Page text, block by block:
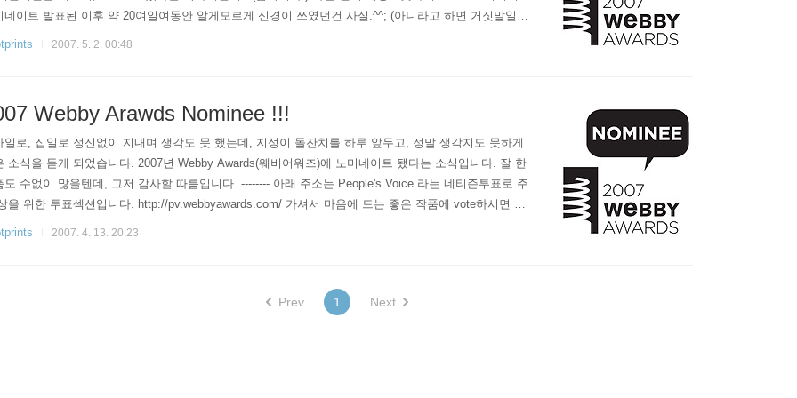
네이트 발표된 이후 약 20여일여동안 알게모르게 신경이 쓰였던건 사실.^^; (아니라고 하면 거짓말일테
그동안 PV(People's Voice)라는 네티즌투표도 있었는데, 훨씬 잘하는 사람도 많으니 일찌감치 포기하고
2007. 5. 2. 00:48
Webby Arawds Nominee !!!
일로, 집일로 정신없이 지내며 생각도 못 했는데, 지성이 돌잔치를 하루 앞두고, 정말 생각지도 못하게
소식을 듣게 되었습니다. 2007년 Webby Awards(웨비어워즈)에 노미네이트 됐다는 소식입니다. 잘 한
도 수없이 많을텐데, 그저 감사할 따름입니다. -------- 아래 주소는 People's Voice 라는 네티즌투표로 주
을 위한 투표섹션입니다. http://pv.webbyawards.com/ 가셔서 마음에 드는 좋은 작품에 vote하시면 되
도 괜찮다 싶으시면, Website 카테고리에 Personal Web Site 부문에 있는 HanLee.com에 v
2007. 4. 13. 20:23
Prev 1 Next